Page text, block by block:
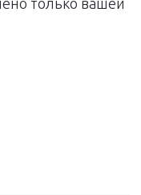
только вашей